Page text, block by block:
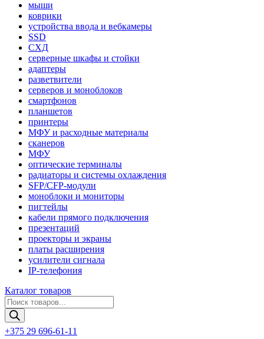
мыши
коврики
устройства ввода и вебкамеры
SSD
СХД
серверные шкафы и стойки
адаптеры
разветвители
серверов и моноблоков
смартфонов
планшетов
принтеры
МФУ и расходные материалы
сканеров
МФУ
оптические терминалы
радиаторы и системы охлаждения
SFP/CFP-модули
моноблоки и мониторы
пигтейлы
кабели прямого подключения
презентаций
проекторы и экраны
платы расширения
усилители сигнала
IP-телефония
Каталог товаров
Поиск
товаров
+375 29 696-61-11